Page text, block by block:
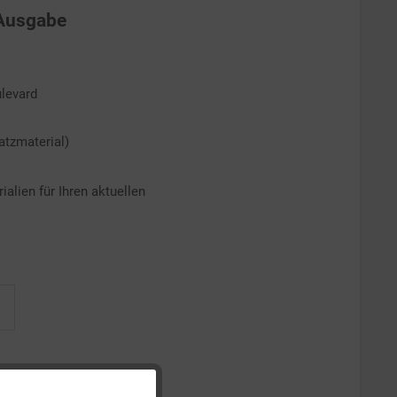
für Ihren aktuellen